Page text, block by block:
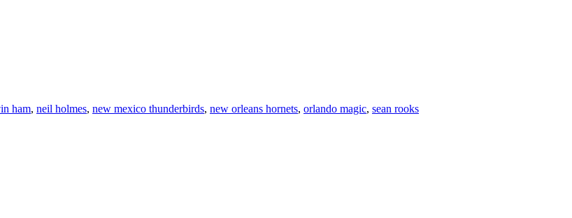
ham, neil holmes, new mexico thunderbirds, new orleans hornets, orlando magic, sean rooks